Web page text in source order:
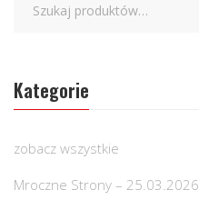
Kategorie
zobacz wszystkie
Mroczne Strony – 25.03.2026